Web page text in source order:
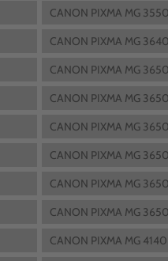
CANON PIXMA MG
CANON PIXMA MG
CANON PIXMA MG 3650
CANON PIXMA MG
CANON PIXMA MG
CANON PIXMA MG
CANON PIXMA MG
CANON PIXMA MG
CANON PIXMA MG 4140